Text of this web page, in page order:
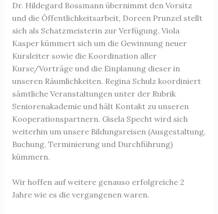
Dr. Hildegard Bossmann übernimmt den Vorsitz
und die Öffentlichkeitsarbeit, Doreen Prunzel stellt
sich als Schatzmeisterin zur Verfügung. Viola
Kasper kümmert sich um die Gewinnung neuer
Kursleiter sowie die Koordination aller
Kurse/Vorträge und die Einplanung dieser in
unseren Räumlichkeiten. Regina Schulz koordiniert
sämtliche Veranstaltungen unter der Rubrik
Seniorenakademie und hält Kontakt zu unseren
Kooperationspartnern. Gisela Specht wird sich
weiterhin um unsere Bildungsreisen (Ausgestaltung,
Buchung, Terminierung und Durchführung)
kümmern.
Wir hoffen auf weitere genauso erfolgreiche 2
Jahre wie es die vergangenen waren.